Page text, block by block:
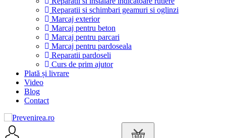
Reparatii si schimbari geamuri si oglinzi
Marcaj exterior
Marcaj pentru beton
Marcaj pentru parcari
Marcaj pentru pardoseala
Reparatii pardoseli
Curs de prim ajutor
Plată și livrare
Video
Blog
Contact